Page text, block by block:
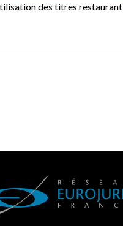
des titres restaurant